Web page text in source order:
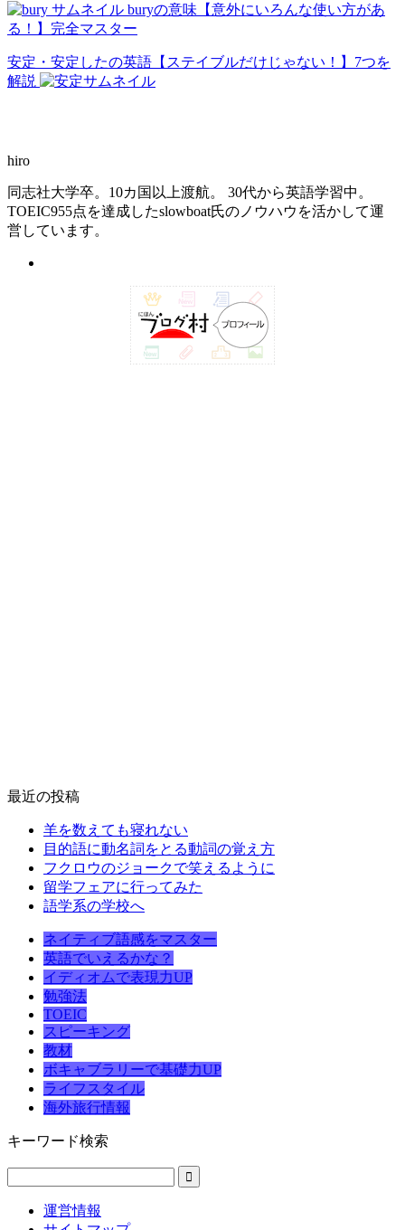
buryの意味【意外にいろんな使い方があ
る！】完全マスター
安定・安定したの英語【ステイブルだけじゃない！】7つを
解説
hiro
同志社大学卒。10カ国以上渡航。 30代から英語学習中。
TOEIC955点を達成したslowboat氏のノウハウを活かして運
営しています。
最近の投稿
羊を数えても寝れない
目的語に動名詞をとる動詞の覚え方
フクロウのジョークで笑えるように
留学フェアに行ってみた
語学系の学校へ
ネイティブ語感をマスター
英語でいえるかな？
イディオムで表現力UP
勉強法
TOEIC
スピーキング
教材
ボキャブラリーで基礎力UP
ライフスタイル
海外旅行情報
キーワード検索
運営情報